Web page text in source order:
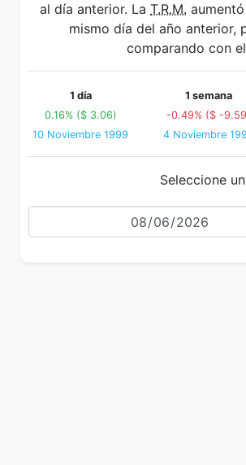
al día anterior. La T.R.M.
mismo día del año anterior,
comparando con
1 día
0.16% ($ 3.06)
10 Noviembre 1999
1 semana
-0.49% ($ -
4 Noviembre
Seleccione
Fecha